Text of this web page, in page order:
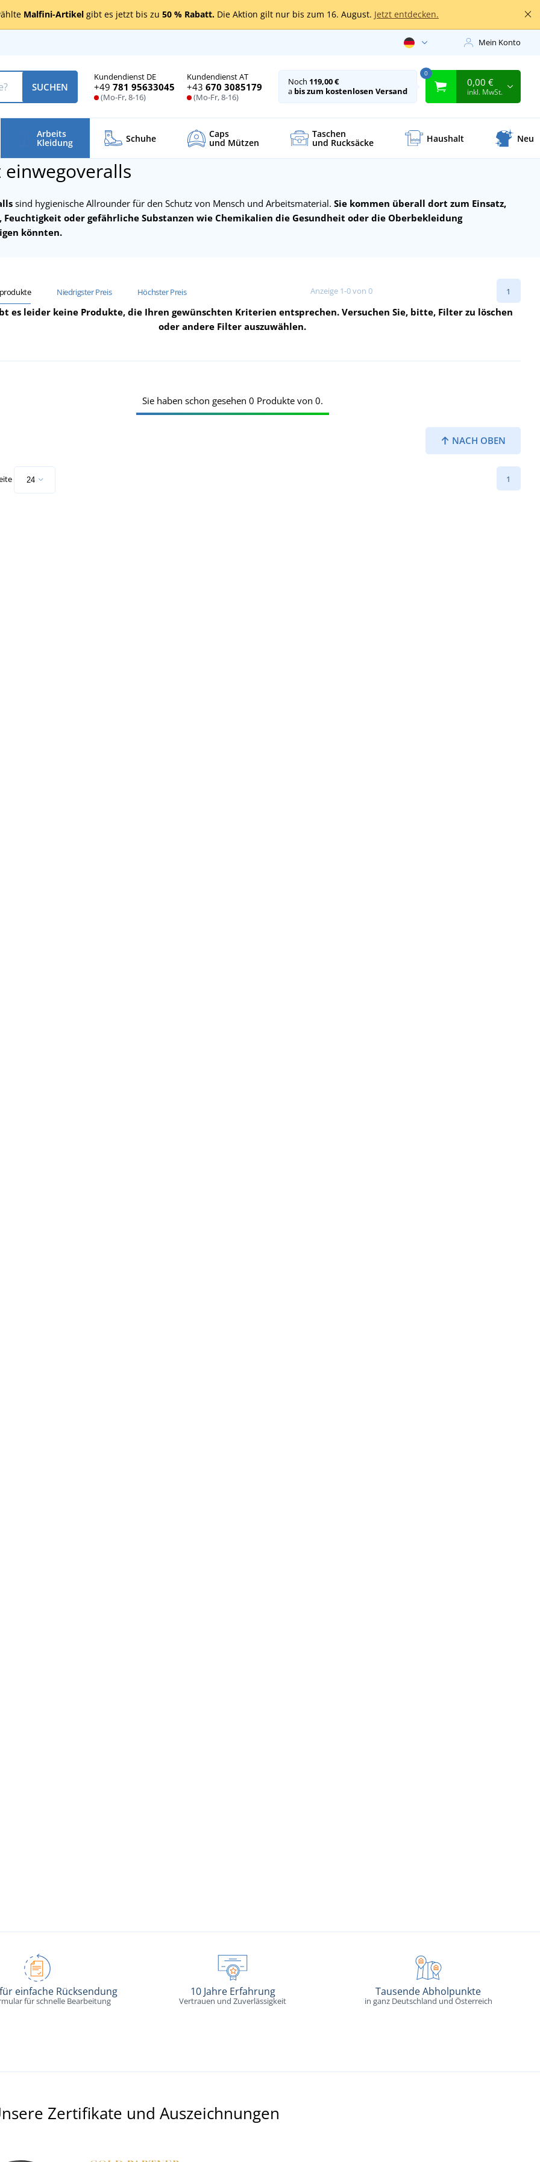
Malfini-Artikel gibt es jetzt bis zu 50 % Rabatt. Die Aktion gilt nur bis zum 16. August. Jetzt entdecken.
Mein Konto
Kundendienst DE
+49 781 95633045
(Mo-Fr, 8-16)
Kundendienst AT
+43 670 3085179
(Mo-Fr, 8-16)
SUCHEN Noch 119,00 €
a bis zum kostenlosen Versand
0
0,00 €
inkl. MwSt.
Arbeits
Kleidung Schuhe Caps
und Mützen
Taschen
und Rucksäcke Haushalt Neu
einwegoveralls
sind hygienische Allrounder für den Schutz von Mensch und Arbeitsmaterial. Sie kommen überall dort zum Einsatz,
Feuchtigkeit oder gefährliche Substanzen wie Chemikalien die Gesundheit oder die Oberbekleidung
könnten.
Niedrigster Preis Höchster Preis Anzeige 1-0 von 0 1
es leider keine Produkte, die Ihren gewünschten Kriterien entsprechen. Versuchen Sie, bitte, Filter zu löschen
oder andere Filter auszuwählen.
NACH OBEN
Sie haben schon gesehen 0 Produkte von 0.
1
einfache Rücksendung
für schnelle Bearbeitung
10 Jahre Erfahrung
Vertrauen und Zuverlässigkeit
Tausende Abholpunkte
in ganz Deutschland und Österreich
Zertifikate und Auszeichnungen